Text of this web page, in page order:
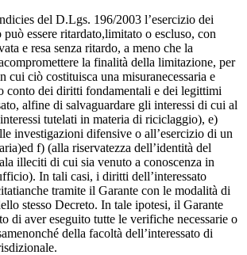
del D.Lgs. 196/2003 l’esercizio dei
può essere ritardato,limitato o escluso, con
e resa senza ritardo, a meno che la
la finalità della limitazione, per
cui ciò costituisca una misuranecessaria e
conto dei diritti fondamentali e dei legittimi
alfine di salvaguardare gli interessi di cui al
tutelati in materia di riciclaggio), e)
investigazioni difensive o all’esercizio di un
f) (alla riservatezza dell’identità del
illeciti di cui sia venuto a conoscenza in
In tali casi, i diritti dell’interessato
tramite il Garante con le modalità di
stesso Decreto. In tale ipotesi, il Garante
di aver eseguito tutte le verifiche necessarie o
della facoltà dell’interessato di